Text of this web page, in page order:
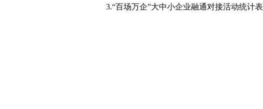
3.“百场万企”大中小企业融通对接活动统计表